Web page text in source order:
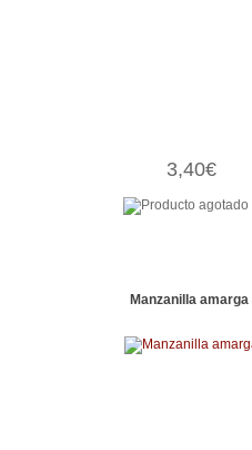
3,40€
Manzanilla amarga